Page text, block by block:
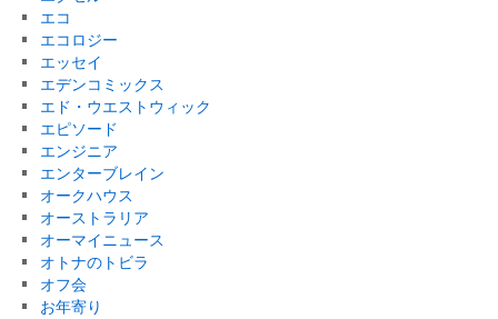
エコ
エコロジー
エッセイ
エデンコミックス
エド・ウエストウィック
エピソード
エンジニア
エンターブレイン
オークハウス
オーストラリア
オーマイニュース
オトナのトビラ
オフ会
お年寄り